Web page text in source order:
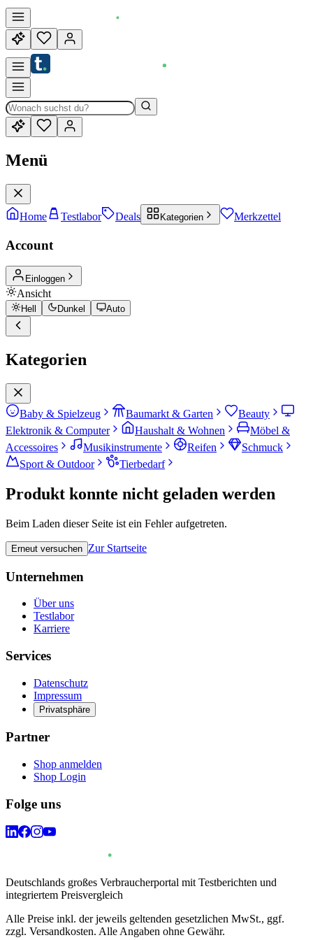
Menü
Home Testlabor Deals Kategorien Merkzettel
Account
Einloggen
Ansicht
Hell Dunkel Auto
Kategorien
Baby & Spielzeug Baumarkt & Garten
Beauty
Elektronik & Computer
Haushalt & Wohnen
Möbel &
Accessoires
Musikinstrumente Reifen
Schmuck
Sport & Outdoor
Tierbedarf
Produkt konnte nicht geladen werden
Beim Laden dieser Seite ist ein Fehler aufgetreten.
Erneut versuchen Zur Startseite
Unternehmen
Über uns
Testlabor
Karriere
Services
Datenschutz
Impressum
Privatsphäre
Partner
Shop anmelden
Shop Login
Folge uns
Deutschlands großes Verbraucherportal mit Testberichten und
integriertem Preisvergleich
Alle Preise inkl. der jeweils geltenden gesetzlichen MwSt., ggf.
zzgl. Versandkosten. Alle Angaben ohne Gewähr.